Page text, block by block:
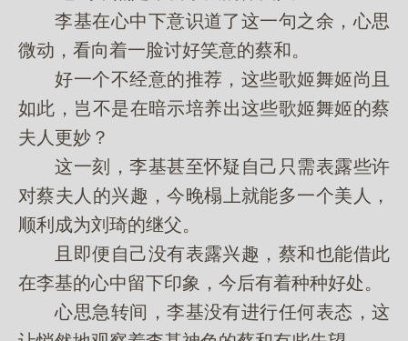
李基在心中下意识道了这一句之余，心思
微动，看向着一脸讨好笑意的蔡和。
好一个不经意的推荐，这些歌姬舞姬尚且
如此，岂不是在暗示培养出这些歌姬舞姬的蔡
夫人更妙？
这一刻，李基甚至怀疑自己只需表露些许
对蔡夫人的兴趣，今晚榻上就能多一个美人，
顺利成为刘琦的继父。
且即便自己没有表露兴趣，蔡和也能借此
在李基的心中留下印象，今后有着种种好处。
心思急转间，李基没有进行任何表态，这